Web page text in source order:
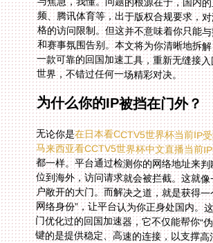
世界，不错过任何一场精彩对决。
为什么你的IP被挡在门外？
无论你是在日本看CCTV5世界杯当前IP
马来西亚看CCTV5世界杯中文直播当前